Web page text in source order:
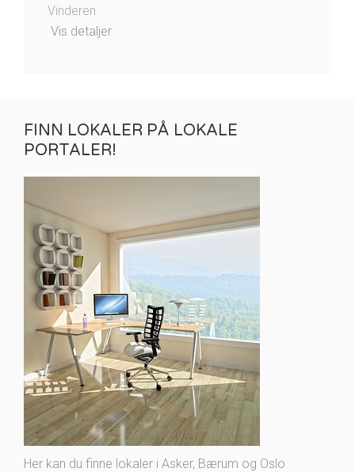
Vinderen
Vis detaljer
FINN LOKALER PÅ LOKALE
PORTALER!
Her kan du finne lokaler i Asker, Bærum og Oslo